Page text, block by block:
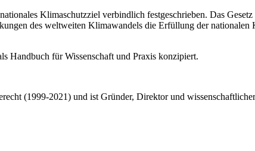
Klimaschutzziel verbindlich festgeschrieben. Das
des weltweiten Klimawandels die Erfüllung der
Handbuch für Wissenschaft und Praxis konzipiert.
(1999-2021) und ist Gründer, Direktor und